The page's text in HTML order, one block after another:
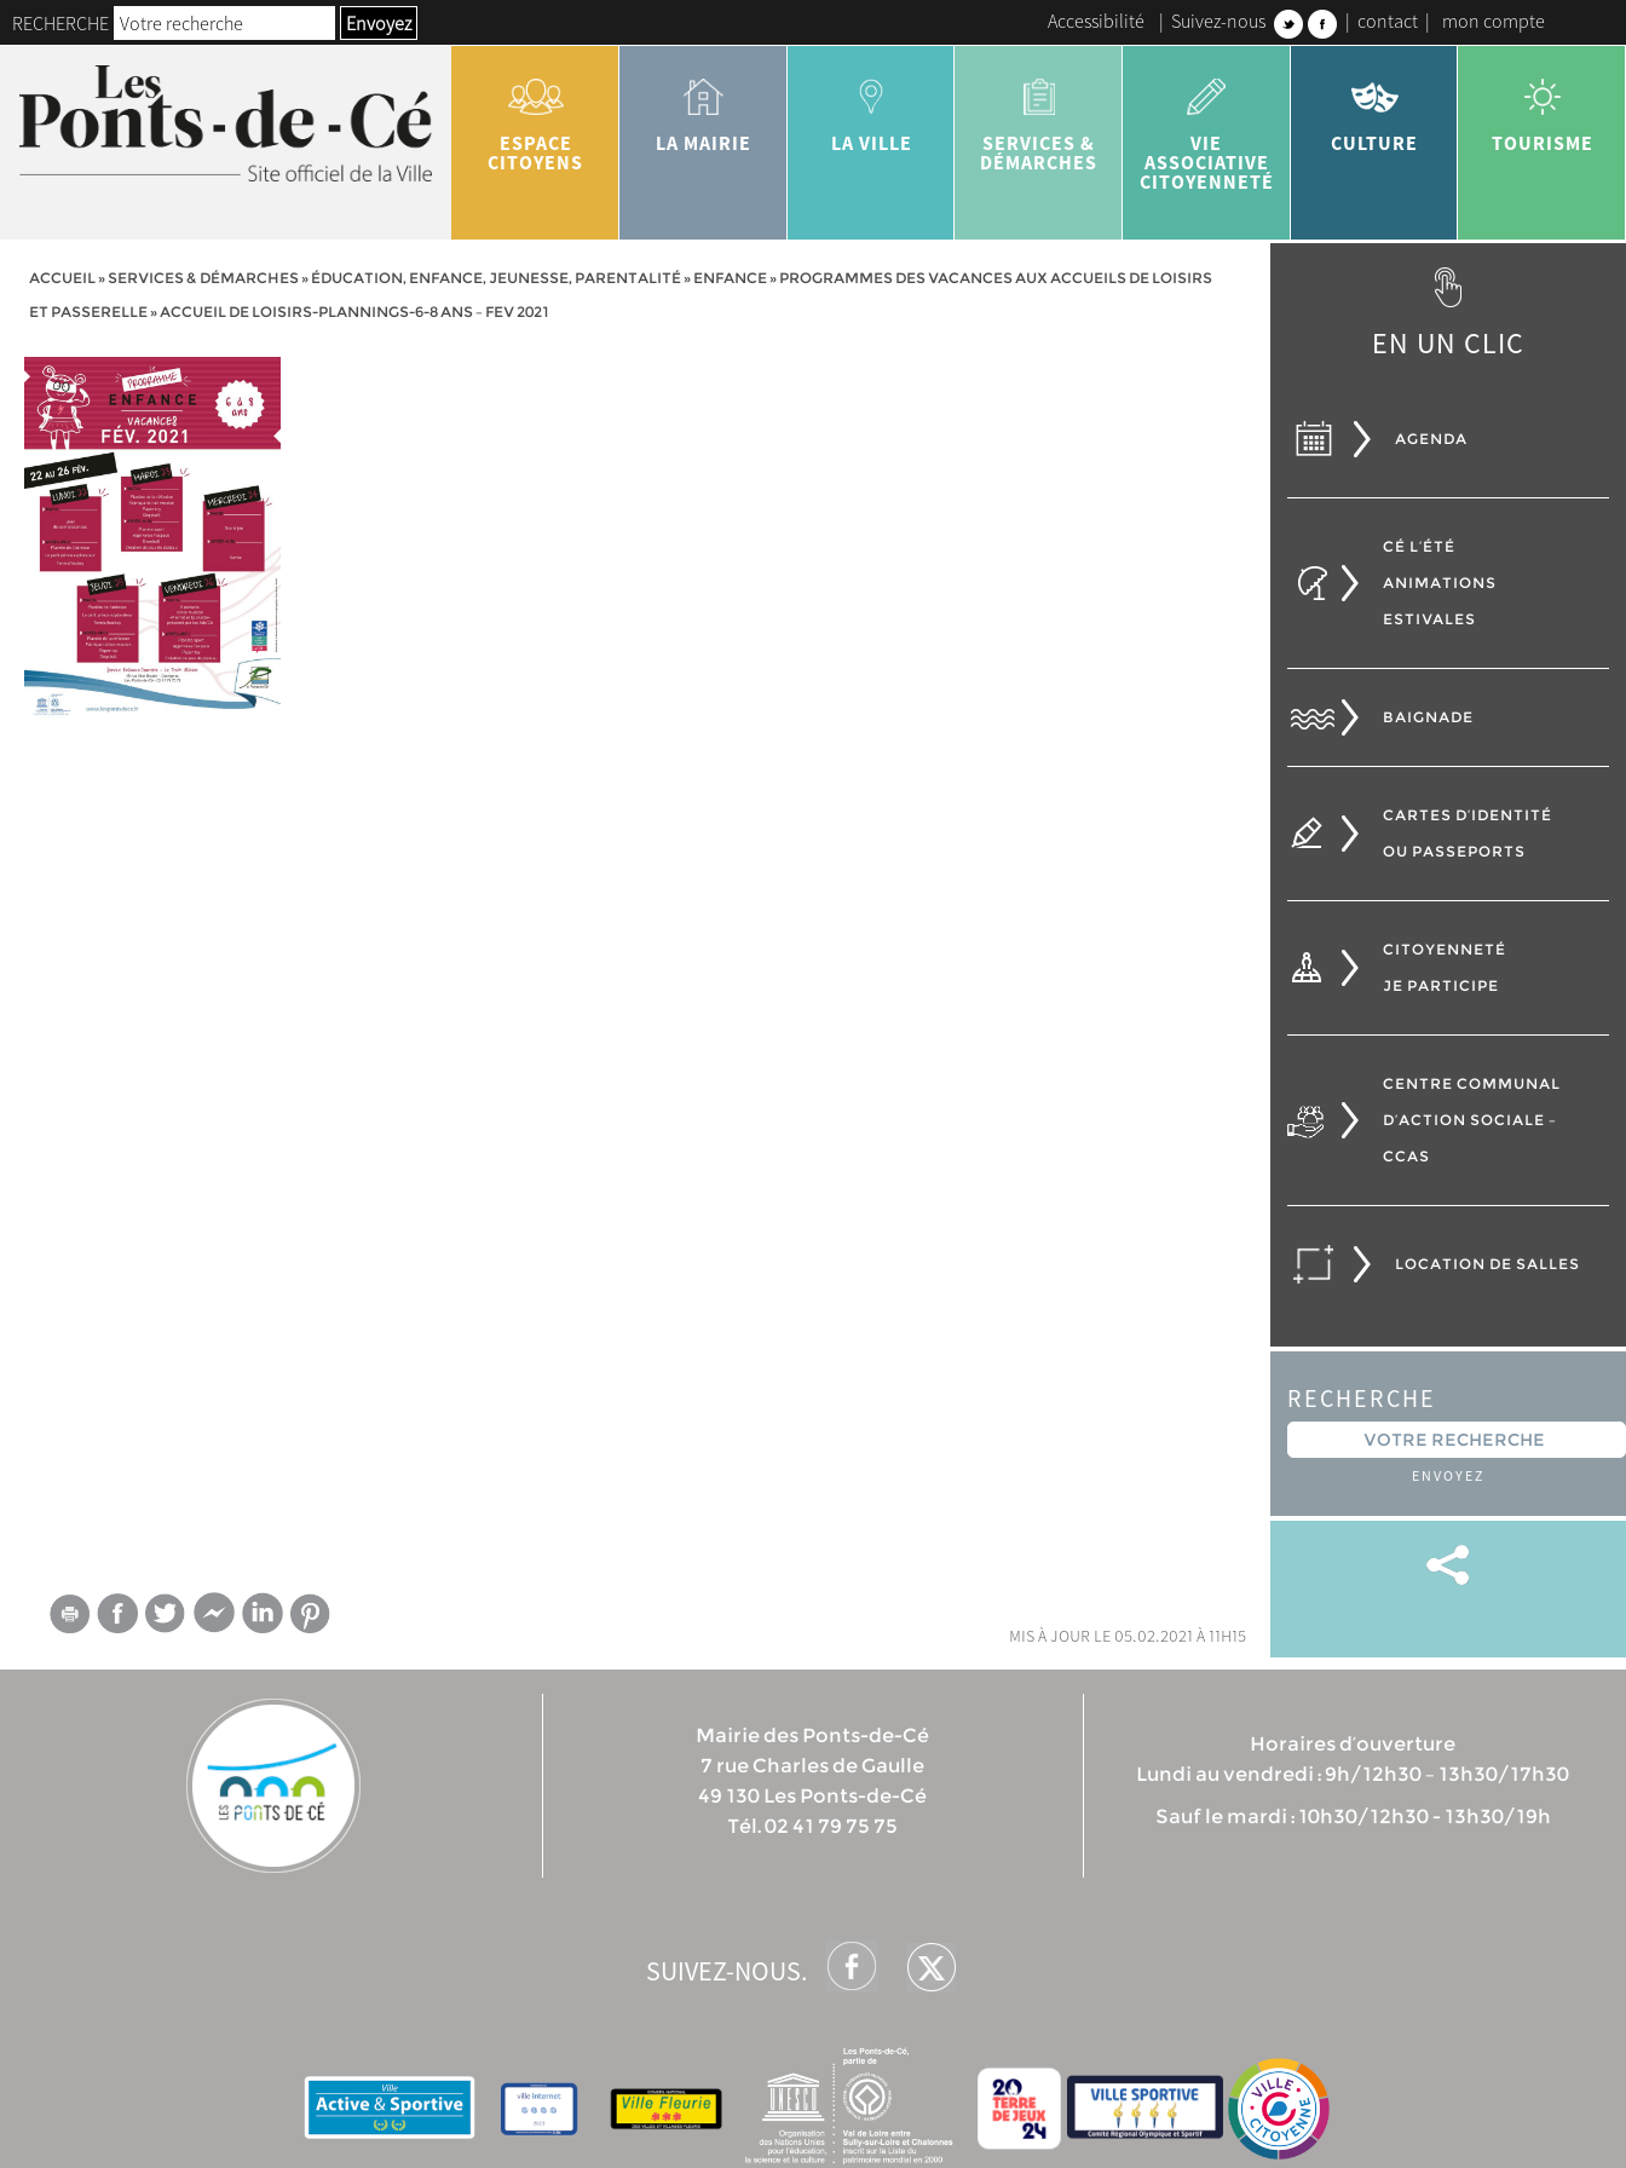
RECHERCHE Envoyez Accessibilité | Suivez-nous | contact | mon compte
ESPACE
CITOYENS
LA MAIRIE LA VILLE
SERVICES &
DÉMARCHES
VIE
ASSOCIATIVE
CITOYENNETÉ
CULTURE TOURISME
ACCUEIL» SERVICES & DÉMARCHES» ÉDUCATION, ENFANCE, JEUNESSE, PARENTALITÉ» ENFANCE» PROGRAMMES DES VACANCES AUX ACCUEILS DE LOISIRS
ET PASSERELLE»ACCUEIL DE LOISIRS-PLANNINGS-6-8 ANS – FEV 2021
mis à jour le 05.02.2021 à 11h15
EN UN CLIC
AGENDA
CÉ L’ÉTÉ
ANIMATIONS
ESTIVALES
BAIGNADE
CARTES D’IDENTITÉ
OU PASSEPORTS
CITOYENNETÉ
JE PARTICIPE
CENTRE COMMUNAL
D’ACTION SOCIALE –
CCAS
LOCATION DE SALLES
RECHERCHE
ENVOYEZ
Mairie des Ponts-de-Cé
7 rue Charles de Gaulle
49 130 Les Ponts-de-Cé
Tél. 02 41 79 75 75
Horaires d’ouverture
Lundi au vendredi : 9h/12h30 – 13h30/17h30
Sauf le mardi : 10h30/12h30 - 13h30/19h
SUIVEZ-NOUS.